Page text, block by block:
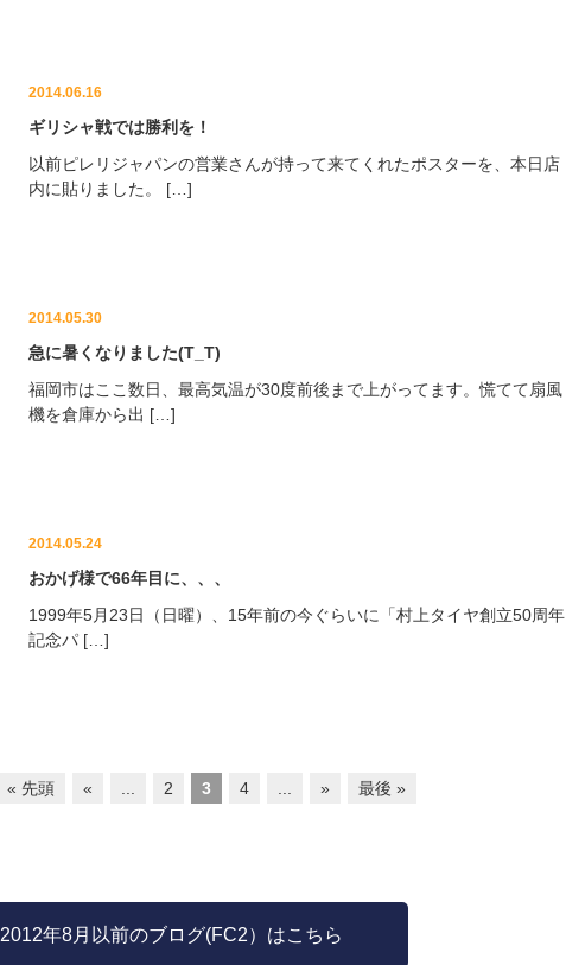
2014.06.16
ギリシャ戦では勝利を！
以前ピレリジャパンの営業さんが持って来てくれたポスターを、本日店
内に貼りました。 […]
2014.05.30
急に暑くなりました(T_T)
福岡市はここ数日、最高気温が30度前後まで上がってます。慌てて扇風
機を倉庫から出 […]
2014.05.24
おかげ様で66年目に、、、
1999年5月23日（日曜）、15年前の今ぐらいに「村上タイヤ創立50周年
記念パ […]
« 先頭 « 2 3 4 » 最後 »
2012年8月以前のブログ(FC2）はこちら